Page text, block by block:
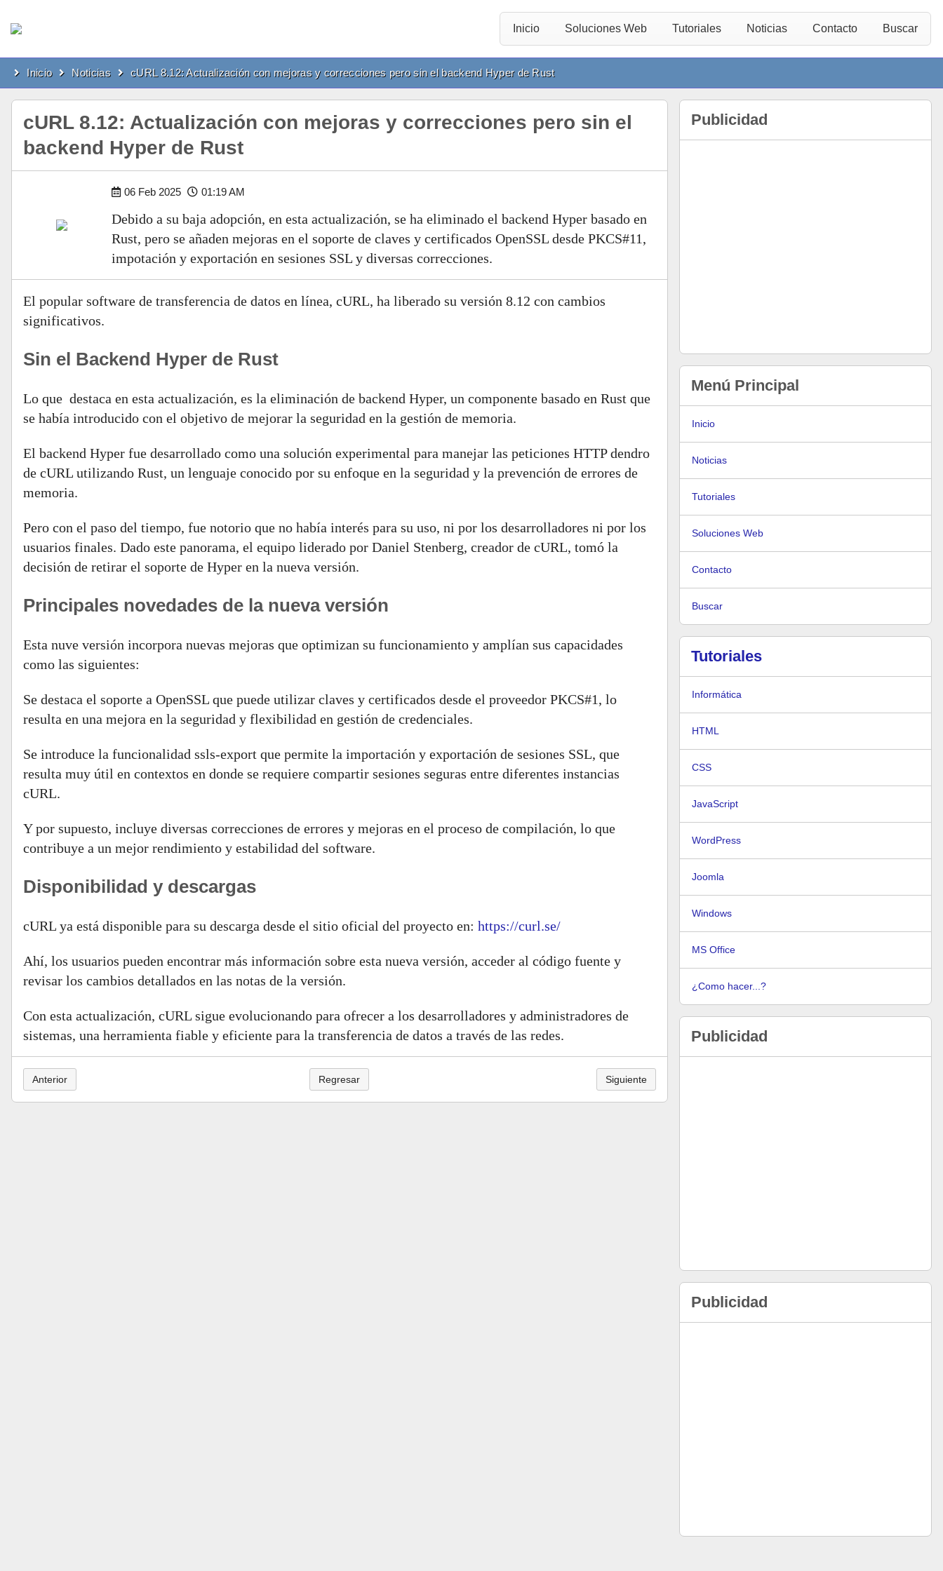
Inicio Soluciones Web Tutoriales Noticias Contacto Buscar
Inicio Noticias cURL 8.12: Actualización con mejoras y correcciones pero sin el backend Hyper de Rust
cURL 8.12: Actualización con mejoras y correcciones pero sin el
backend Hyper de Rust
06 Feb 2025 01:19 AM
Debido a su baja adopción, en esta actualización, se ha eliminado el backend Hyper basado en
Rust, pero se añaden mejoras en el soporte de claves y certificados OpenSSL desde PKCS#11,
impotación y exportación en sesiones SSL y diversas correcciones.
El popular software de transferencia de datos en línea, cURL, ha liberado su versión 8.12 con cambios
significativos.
Sin el Backend Hyper de Rust
Lo que destaca en esta actualización, es la eliminación de backend Hyper, un componente basado en Rust que
se había introducido con el objetivo de mejorar la seguridad en la gestión de memoria.
El backend Hyper fue desarrollado como una solución experimental para manejar las peticiones HTTP dendro
de cURL utilizando Rust, un lenguaje conocido por su enfoque en la seguridad y la prevención de errores de
memoria.
Pero con el paso del tiempo, fue notorio que no había interés para su uso, ni por los desarrolladores ni por los
usuarios finales. Dado este panorama, el equipo liderado por Daniel Stenberg, creador de cURL, tomó la
decisión de retirar el soporte de Hyper en la nueva versión.
Principales novedades de la nueva versión
Esta nuve versión incorpora nuevas mejoras que optimizan su funcionamiento y amplían sus capacidades
como las siguientes:
Se destaca el soporte a OpenSSL que puede utilizar claves y certificados desde el proveedor PKCS#1, lo
resulta en una mejora en la seguridad y flexibilidad en gestión de credenciales.
Se introduce la funcionalidad ssls-export que permite la importación y exportación de sesiones SSL, que
resulta muy útil en contextos en donde se requiere compartir sesiones seguras entre diferentes instancias
cURL.
Y por supuesto, incluye diversas correcciones de errores y mejoras en el proceso de compilación, lo que
contribuye a un mejor rendimiento y estabilidad del software.
Disponibilidad y descargas
cURL ya está disponible para su descarga desde el sitio oficial del proyecto en: https://curl.se/
Ahí, los usuarios pueden encontrar más información sobre esta nueva versión, acceder al código fuente y
revisar los cambios detallados en las notas de la versión.
Con esta actualización, cURL sigue evolucionando para ofrecer a los desarrolladores y administradores de
sistemas, una herramienta fiable y eficiente para la transferencia de datos a través de las redes.
Anterior Regresar Siguiente
Publicidad
Menú Principal
Inicio
Noticias
Tutoriales
Soluciones Web
Contacto
Buscar
Tutoriales
Informática
HTML
CSS
JavaScript
WordPress
Joomla
Windows
MS Office
¿Como hacer...?
Publicidad
Publicidad